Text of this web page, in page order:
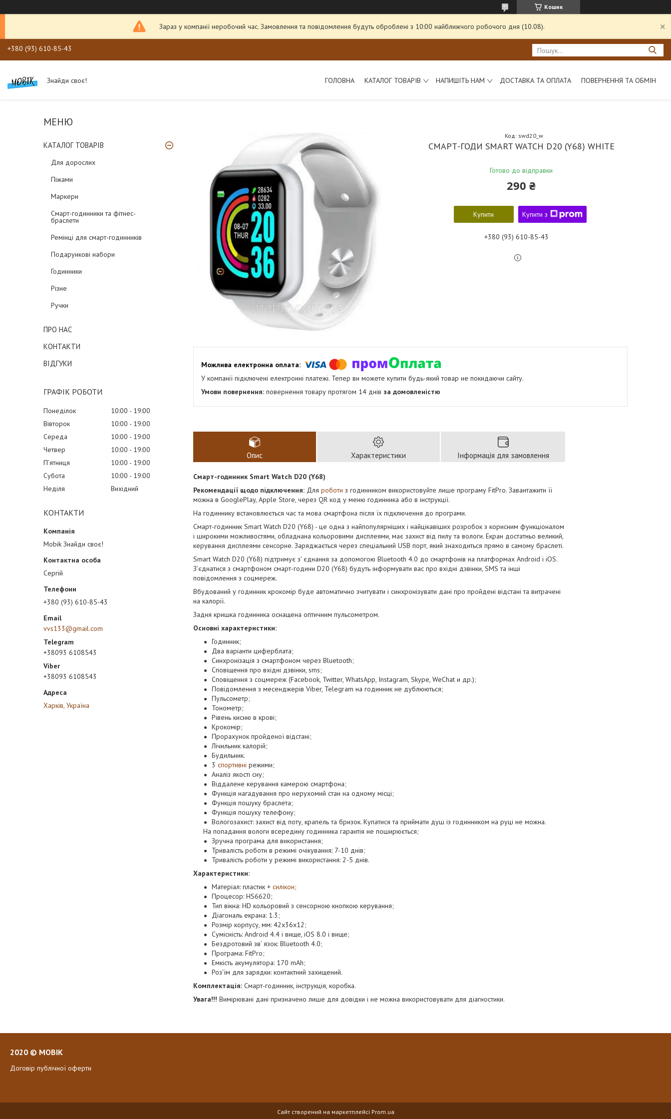
Кошик
Зараз у компанії неробочий час. Замовлення та повідомлення будуть оброблені з 10:00 найближчого робочого дня (10.08).
+380 (93) 610-85-43
Знайди своє! ГОЛОВНА КАТАЛОГ ТОВАРІВ НАПИШІТЬ НАМ ДОСТАВКА ТА ОПЛАТА ПОВЕРНЕННЯ ТА ОБМІН
КАТАЛОГ ТОВАРІВ
Для дорослих
Піжами
Маркери
Смарт-годинники та фітнес-
браслети
Ремінці для смарт-годинників
Подарункові набори
Годинники
Різне
Ручки
ПРО НАС
КОНТАКТИ
ВІДГУКИ
ГРАФІК РОБОТИ
Понеділок 10:00
19:00
Вівторок
10:00
19:00
Середа
10:00
19:00
Четвер
10:00
19:00
Пʼятниця
10:00
19:00
Субота
10:00
19:00
Неділя
Вихідний
КОНТАКТИ
Mobik Знайди своє!
Сергій
+380 (93) 610-85-43
vvs133@gmail.com
+38093 6108543
+38093 6108543
Харків, Україна
СМАРТ-ГОДИ SMART WATCH D20 (Y68) WHITE
Готово до відправки
Код: swd20_w
290 ₴
Купити Купити з
+380 (93) 610-85-43
У компанії підключені електронні платежі. Тепер ви можете купити будь-який товар не покидаючи сайту.
повернення товару протягом 14 днів за домовленістю
Опис Характеристики Інформація для замовлення
Смарт-годинник Smart Watch D20 (Y68)
Рекомендації щодо підключення: Для роботи з годинником використовуйте лише програму FitPro. Завантажити її
можна в GooglePlay, Apple Store, через QR код у меню годинника або в інструкції.
На годиннику встановлюється час та мова смартфона після їх підключення до програми.
Смарт-годинник Smart Watch D20 (Y68) - це одна з найпопулярніших і найцікавіших розробок з корисним функціоналом
і широкими можливостями, обладнана кольоровими дисплеями, має захист від пилу та вологи. Екран достатньо великий,
керування дисплеями сенсорне. Заряджається через спеціальний USB порт, який знаходиться прямо в самому браслеті.
Smart Watch D20 (Y68) підтримує з' єднання за допомогою Bluetooth 4.0 до смартфонів на платформах Android і iOS.
З’єднатися з смартфоном смарт-години D20 (Y68) будуть інформувати вас про вхідні дзвінки, SMS та інші
повідомлення з соцмереж.
Вбудований у годинник крокомір буде автоматично зчитувати і синхронізувати дані про пройдені відстані та витрачені
на калорії.
Задня кришка годинника оснащена оптичним пульсометром.
Основні характеристики:
Годинник;
Два варіанти циферблата;
Синхронізація з смартфоном через Bluetooth;
Сповіщення про вхідні дзвінки, sms;
Сповіщення з соцмереж (Facebook, Twitter, WhatsApp, Instagram, Skype, WeChat и др.);
Повідомлення з месенджерів Viber, Telegram на годинник не дублюються;
Пульсометр;
Тонометр;
Рівень кисню в крові;
Крокомір;
Прорахунок пройденої відстані;
Лічильник калорій;
Будильник.
3 спортивні режими;
Аналіз якості сну;
Віддалене керування камерою смартфона;
Функція нагадування про нерухомий стан на одному місці;
Функція пошуку браслета;
Функція пошуку телефону;
Вологозахист: захист від поту, крапель та бризок. Купатися та приймати душ із годинником на руці не можна.
На попадання вологи всередину годинника гарантія не поширюється;
Зручна програма для використання;
Тривалість роботи в режимі очікування: 7-10 днів;
Тривалість роботи у режимі використання: 2-5 днів.
Характериcтики:
Матеріал: пластик + силікон;
Процесор: HS6620;
Тип вікна: HD кольоровий з сенсорною кнопкою керування;
Діагональ екрана: 1.3;
Розмір корпусу, мм: 42x36x12;
Сумісність: Android 4.4 і вище, iOS 8.0 і вище;
Бездротовий зв’ язок: Bluetooth 4.0;
Програма: FitPro;
Емкість акумулятора: 170 mAh;
Роз'їм для зарядки: контактний захищений.
Комплектація: Смарт-годинник, інструкція, коробка.
Увага!!! Вимірювані дані призначено лише для довідки і не можна використовувати для діагностики.
2020 © MOBIK
Договір публічної оферти
Сайт створений на маркетплейсі Prom.ua